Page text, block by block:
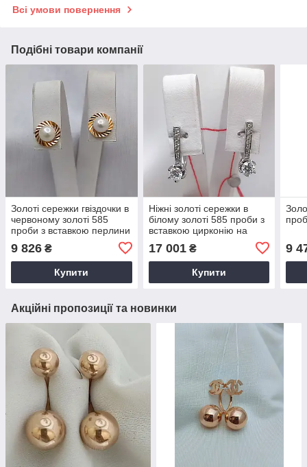
Всі умови повернення
Подібні товари компанії
Золоті сережки гвіздочки в
червоному золоті 585
проби з вставкою перлини
9 826 ₴
Купити
Ніжні золоті сережки в
білому золоті 585 проби з
вставкою цирконію на
17 001₴
Купити
9
Акційні пропозиції та новинки